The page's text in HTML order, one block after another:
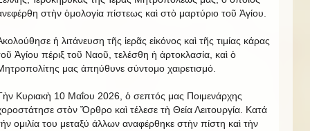
στὴν ὁμολογία πίστεως καὶ στὸ μαρτύριο τοῦ Ἁγίου.
ἡ λιτάνευση τῆς ἱερᾶς εἰκόνος καὶ τῆς τιμίας κάρας
Ἁγίου πέριξ τοῦ Ναοῦ, τελέσθη ἡ ἀρτοκλασία, καὶ ὁ
μας ἀπηύθυνε σύντομο χαιρετισμό.
Κυριακὴ 10 Μαΐου 2026, ὁ σεπτός μας Ποιμενάρχης
στὸν Ὄρθρο καὶ τέλεσε τὴ Θεία Λειτουργία. Κατά
ομιλία του μεταξύ άλλων αναφέρθηκε στὴν πίστη καὶ τὴν